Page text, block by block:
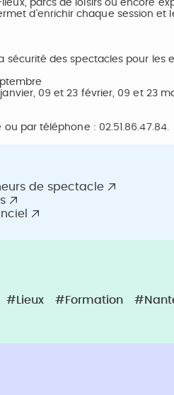
parcs de loisirs ou encore
d'enrichir chaque session et
sécurité des spectacles pour les
janvier, 09 et 23 février, 09 et 23
par téléphone : 02.51.86.47.84.
de spectacle
#Lieux #Formation